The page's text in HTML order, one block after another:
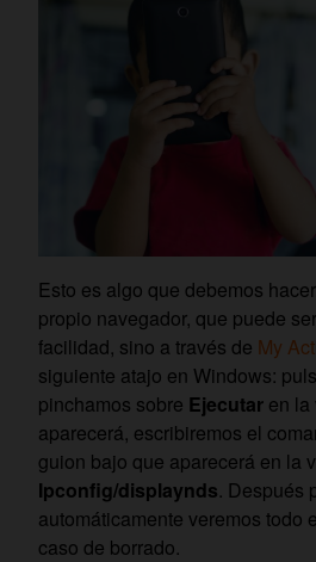
Esto es algo que debemos
propio navegador, que puede
facilidad, sino a través de My
siguiente atajo en Windows:
pinchamos sobre Ejecutar en la
aparecerá, escribiremos el
guion bajo que aparecerá en la
Ipconfig/displaynds. Después
automáticamente veremos todo
caso de borrado.